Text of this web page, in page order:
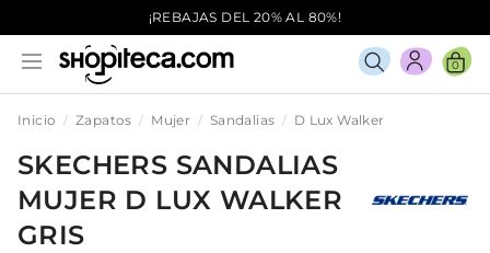
¡REBAJAS DEL 20% AL 80%!
0
Inicio Zapatos Mujer Sandalias D Lux Walker
SKECHERS SANDALIAS
MUJER D LUX WALKER
GRIS